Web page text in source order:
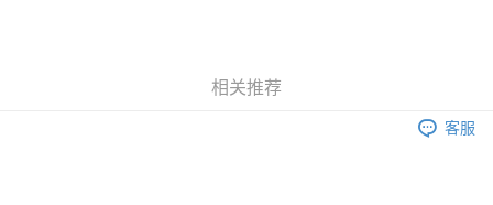
每笔HK$40.00，满HK$500.00(含以上)免运费
相关推荐
客服